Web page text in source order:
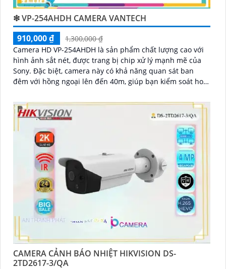
❇ VP-254AHDH CAMERA VANTECH
910,000 ₫
1,300,000 ₫
Camera HD VP-254AHDH là sản phẩm chất lượng cao với
hình ảnh sắt nét, được trang bị chip xử lý mạnh mẽ của
Sony. Đặc biệt, camera này có khả năng quan sát ban
đêm với hồng ngoại lên đến 40m, giúp bạn kiểm soát hoạt
CAMERA CẢNH BÁO NHIỆT HIKVISION DS-
2TD2617-3/QA